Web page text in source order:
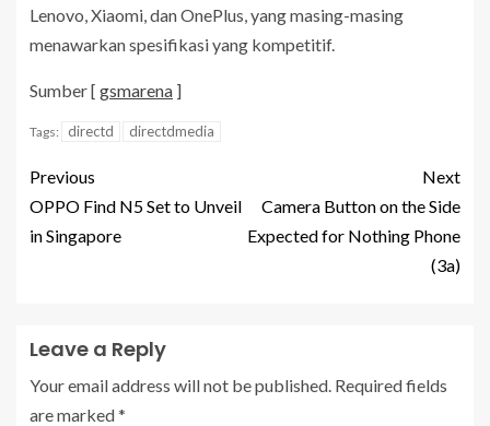
Lenovo, Xiaomi, dan OnePlus, yang masing-masing
menawarkan spesifikasi yang kompetitif.
Sumber [ gsmarena ]
Tags: directd directdmedia
Previous
OPPO Find N5 Set to Unveil
in Singapore
Next
Camera Button on the Side
Expected for Nothing Phone
(3a)
Leave a Reply
Your email address will not be published. Required fields
are marked*